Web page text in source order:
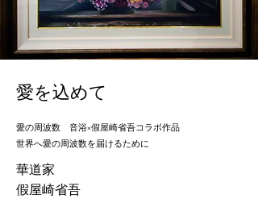
愛を込めて
愛の周波数 音浴×假屋崎省吾コラボ作品
世界へ愛の周波数を届けるために
華道家
​假屋崎省吾